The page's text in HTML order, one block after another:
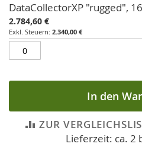
DataCollectorXP "rugged",
2.784,60 €
2.340,00 €
In den
ZUR
Lieferzeit: ca. 2